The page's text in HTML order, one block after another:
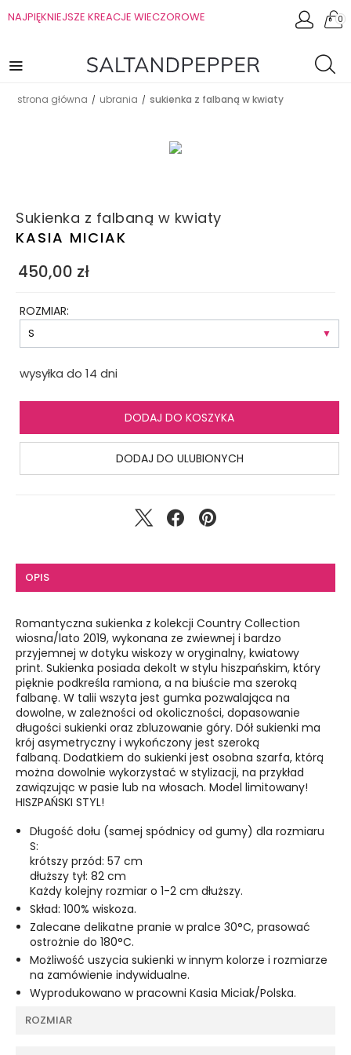
NAJPIĘKNIEJSZE KREACJE WIECZOROWE 0
strona główna / ubrania / sukienka z falbaną w kwiaty
Sukienka z falbaną w kwiaty
KASIA MICIAK
450,00 zł
ROZMIAR:
wysyłka do 14 dni
DODAJ DO KOSZYKA
DODAJ DO ULUBIONYCH
OPIS
Romantyczna sukienka z kolekcji Country Collection
wiosna/lato 2019, wykonana ze zwiewnej i bardzo
przyjemnej w dotyku wiskozy w oryginalny, kwiatowy
print. Sukienka posiada dekolt w stylu hiszpańskim, który
pięknie podkreśla ramiona, a na biuście ma szeroką
falbanę. W talii wszyta jest gumka pozwalająca na
dowolne, w zależności od okoliczności, dopasowanie
długości sukienki oraz zbluzowanie góry. Dół sukienki ma
krój asymetryczny i wykończony jest szeroką
falbaną. Dodatkiem do sukienki jest osobna szarfa, którą
można dowolnie wykorzystać w stylizacji, na przykład
zawiązując w pasie lub na włosach. Model limitowany!
HISZPAŃSKI STYL!
Długość dołu (samej spódnicy od gumy) dla rozmiaru
S:
krótszy przód: 57 cm
dłuższy tył: 82 cm
Każdy kolejny rozmiar o 1-2 cm dłuższy.
Skład: 100% wiskoza.
Zalecane delikatne pranie w pralce 30°C, prasować
ostrożnie do 180°C.
Możliwość uszycia sukienki w innym kolorze i rozmiarze
na zamówienie indywidualne.
Wyprodukowano w pracowni Kasia Miciak/Polska.
ROZMIAR